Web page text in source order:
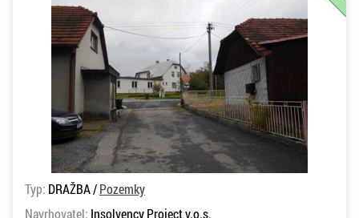
Typ: DRAŽBA /Pozemky
Navrhovatel: Insolvency Project v.o.s.